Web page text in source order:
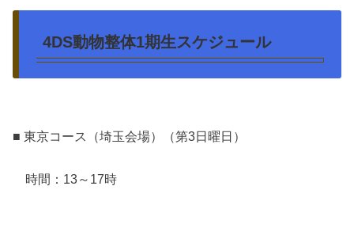
4DS動物整体1期生スケジュール
■ 東京コース（埼玉会場）（第3日曜日）
時間：13～17時